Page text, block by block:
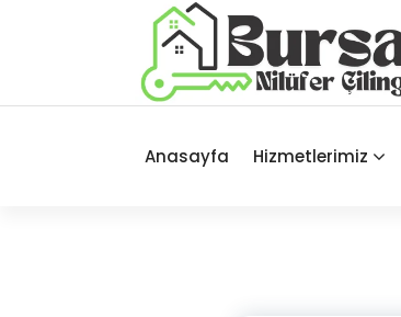
Anasayfa Hizmetlerimiz